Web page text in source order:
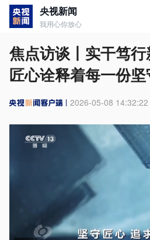
央视新闻
我用心你放心
焦点访谈丨实干笃
匠心诠释着每一份
2026-05-08 14:32:22